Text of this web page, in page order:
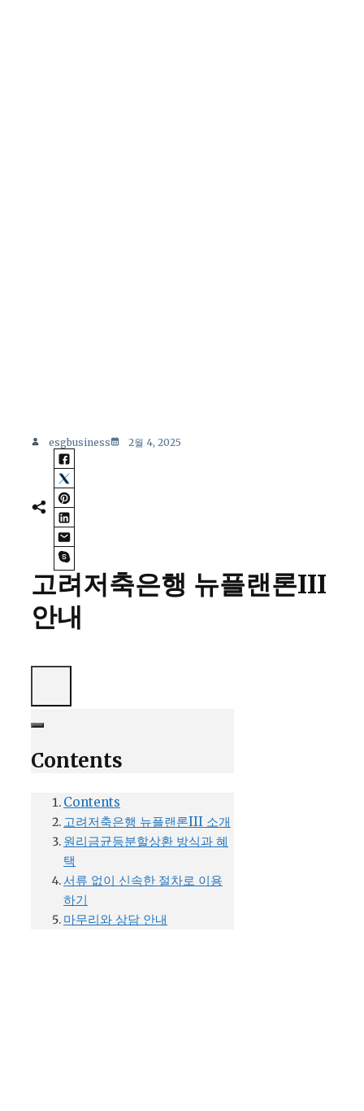
esgbusiness 2월 4, 2025
고려저축은행 뉴플랜론III
안내
Contents
Contents
고려저축은행 뉴플랜론III 소개
원리금균등분할상환 방식과 혜
택
서류 없이 신속한 절차로 이용
하기
마무리와 상담 안내